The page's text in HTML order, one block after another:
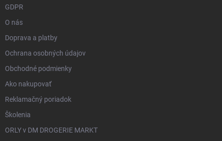
GDPR
O nás
Doprava a platby
Ochrana osobných údajov
Obchodné podmienky
Ako nakupovať
Reklamačný poriadok
Školenia
ORLY v DM DROGERIE MARKT